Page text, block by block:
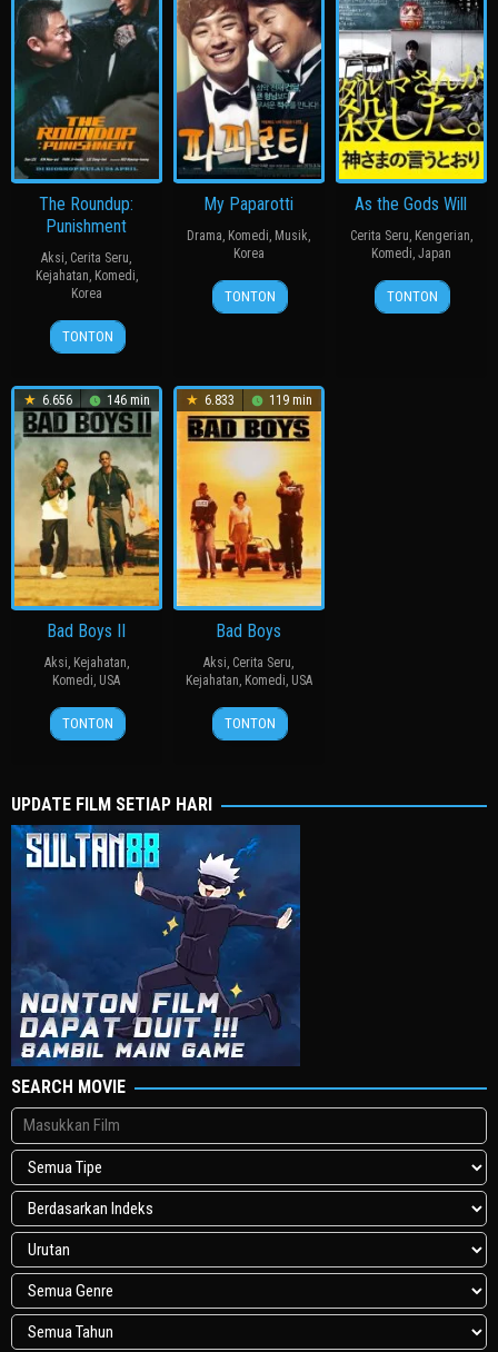
The Roundup:
Punishment
Aksi, Cerita Seru,
Kejahatan, Komedi,
Korea
24
Apr
허
명
TONTON
My Paparotti
Drama, Komedi, Musik,
Korea
14
Mar
윤
종
TONTON
As the Gods Will
Cerita Seru, Kengerian,
Komedi, Japan
15
Nov
三
池
TONTON
6.656 146 min
Bad Boys II
Aksi, Kejahatan,
Komedi, USA
18
Jul
Michael
Bay
TONTON
6.833 119 min
Bad Boys
Aksi, Cerita Seru,
Kejahatan, Komedi, USA
7
Apr
Michael
Bay
TONTON
UPDATE FILM SETIAP HARI
SEARCH MOVIE